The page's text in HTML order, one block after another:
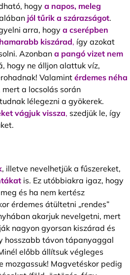
hogy a napos, meleg
jól tűrik a szárazságot.
arra, hogy a cserépben
kiszárad, így azokat
Azonban a pangó vizet nem
hogy ne álljon alattuk víz,
Valamint érdemes néha
mert a locsolás során
lélegezni a gyökerek.
vágjuk vissza, szedjük le, így
, illetve nevelhetjük a fűszereket,
is. Ez utóbbiakra igaz, hogy
és ha nem kertész
érdemes átültetni „rendes”
akarjuk nevelgetni, mert
nagyon gyorsan kiszárad és
hosszabb távon tápanyaggal
előbb állítsuk végleges
mozgassuk! Magvetéskor pedig